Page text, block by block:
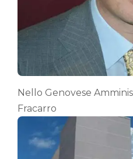
Nello Genovese
Fracarro